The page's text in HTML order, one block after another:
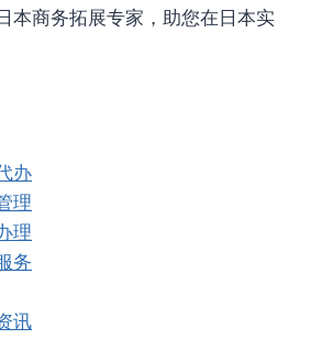
本商务拓展专家，助您在日本实
办
理
理
务
讯